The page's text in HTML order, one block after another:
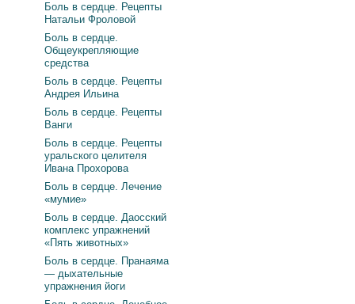
Боль в сердце. Рецепты
Натальи Фроловой
Боль в сердце.
Общеукрепляющие
средства
Боль в сердце. Рецепты
Андрея Ильина
Боль в сердце. Рецепты
Ванги
Боль в сердце. Рецепты
уральского целителя
Ивана Прохорова
Боль в сердце. Лечение
«мумие»
Боль в сердце. Даосский
комплекс упражнений
«Пять животных»
Боль в сердце. Пранаяма
— дыхательные
упражнения йоги